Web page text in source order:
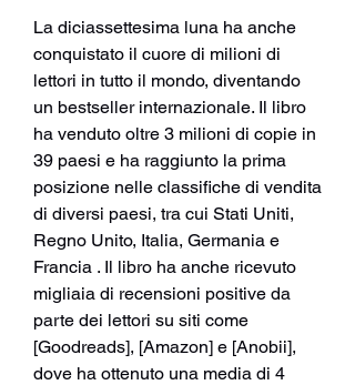
La diciassettesima luna ha anche
conquistato il cuore di milioni di
lettori in tutto il mondo, diventando
un bestseller internazionale. Il libro
ha venduto oltre 3 milioni di copie in
39 paesi e ha raggiunto la prima
posizione nelle classifiche di vendita
di diversi paesi, tra cui Stati Uniti,
Regno Unito, Italia, Germania e
Francia . Il libro ha anche ricevuto
migliaia di recensioni positive da
parte dei lettori su siti come
[Goodreads], [Amazon] e [Anobii],
dove ha ottenuto una media di 4